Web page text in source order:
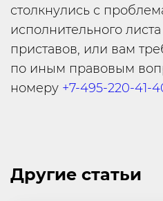
столкнулись с
исполнительного
приставов, или вам
по иным правовым
номеру +7-495-220-41-
Другие статьи